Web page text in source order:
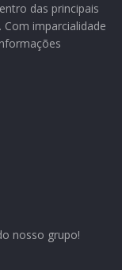
das principais
imparcialidade
nosso grupo!